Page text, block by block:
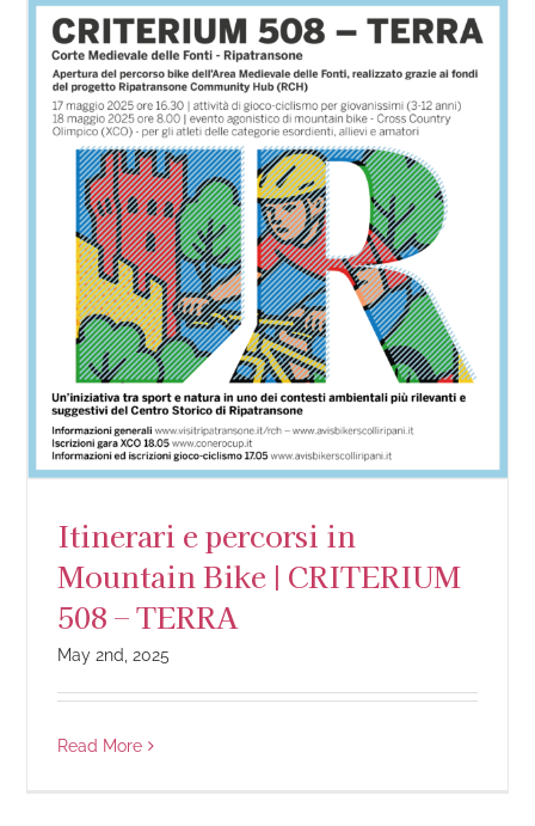
Itinerari e percorsi in
Mountain Bike | CRITERIUM
508 – TERRA
May 2nd, 2025
Read More